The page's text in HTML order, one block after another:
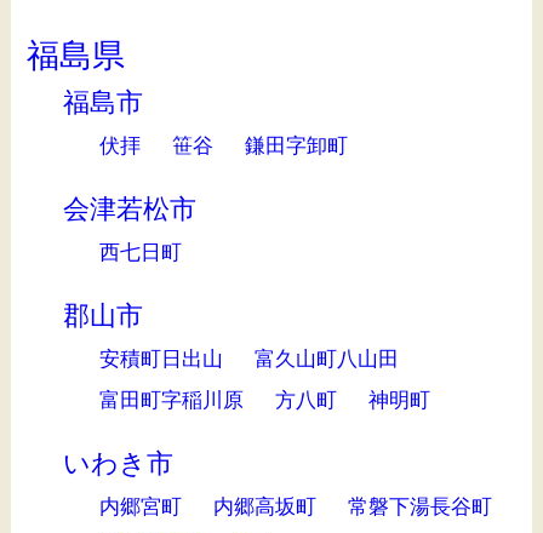
福島県
福島市
伏拝 笹谷 鎌田字卸町
会津若松市
西七日町
郡山市
安積町日出山
富久山町八山田
富田町字稲川原
方八町 神明町
いわき市
内郷宮町 内郷高坂町
常磐下湯長谷町